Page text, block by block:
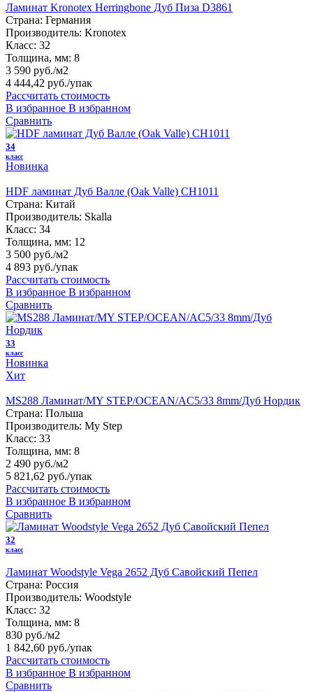
Ламинат Kronotex Herringbone Дуб Пиза D3861
Страна: Германия
Производитель: Kronotex
Класс: 32
Толщина, мм: 8
3 590 руб./м2
4 444,42 руб./упак
Рассчитать стоимость
В избранное В избранном
Сравнить
34
класс
Новинка
HDF ламинат Дуб Валле (Oak Valle) CH1011
Страна: Китай
Производитель: Skalla
Класс: 34
Толщина, мм: 12
3 500 руб./м2
4 893 руб./упак
Рассчитать стоимость
В избранное В избранном
Сравнить
33
класс
Новинка
Хит
MS288 Ламинат/MY STEP/OCEAN/AC5/33 8mm/Дуб Нордик
Страна: Польша
Производитель: My Step
Класс: 33
Толщина, мм: 8
2 490 руб./м2
5 821,62 руб./упак
Рассчитать стоимость
В избранное В избранном
Сравнить
32
класс
Ламинат Woodstyle Vega 2652 Дуб Савойский Пепел
Страна: Россия
Производитель: Woodstyle
Класс: 32
Толщина, мм: 8
830 руб./м2
1 842,60 руб./упак
Рассчитать стоимость
В избранное В избранном
Сравнить